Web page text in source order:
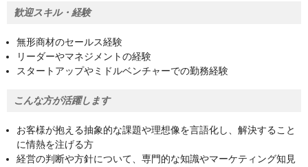
歓迎スキル・経験
無形商材のセールス経験
リーダーやマネジメントの経験
スタートアップやミドルベンチャーでの勤務経験
こんな方が活躍します
お客様が抱える抽象的な課題や理想像を言語化し、解決すること
に情熱を注げる方
経営の判断や方針について、専門的な知識やマーケティング知見